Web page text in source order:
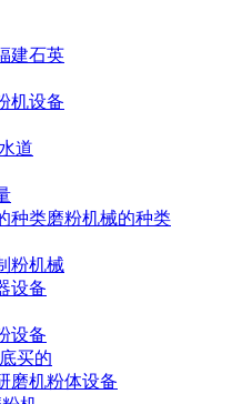
建石英
机设备
道
种类磨粉机械的种类
粉机械
设备
设备
买的
磨机粉体设备